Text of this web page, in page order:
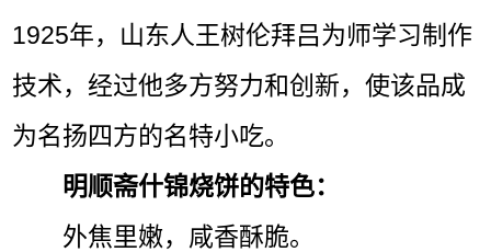
1925年，山东人王树伦拜吕为师学习制作
技术，经过他多方努力和创新，使该品成
为名扬四方的名特小吃。
明顺斋什锦烧饼的特色：
外焦里嫩，咸香酥脆。